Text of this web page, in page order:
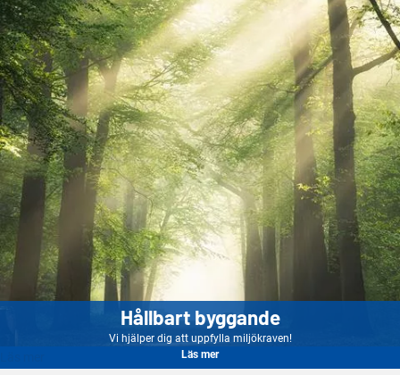
Hållbart byggande
Vi hjälper dig att uppfylla miljökraven!
Läs mer